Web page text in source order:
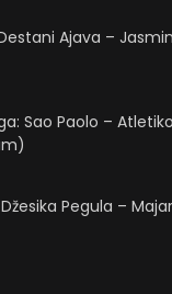
Ajava –
Sao Paolo –
Pegula –